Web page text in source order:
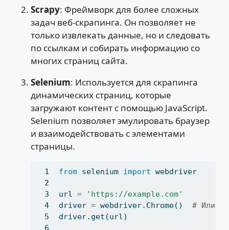
Scrapy: Фреймворк для более сложных
задач веб-скрапинга. Он позволяет не
только извлекать данные, но и следовать
по ссылкам и собирать информацию со
многих страниц сайта.
Selenium: Используется для скрапинга
динамических страниц, которые
загружают контент с помощью JavaScript.
Selenium позволяет эмулировать браузер
и взаимодействовать с элементами
страницы.
from selenium import webdriver
url =
'https://example.com'
driver = webdriver.Chrome() # Или
driver.get(url)